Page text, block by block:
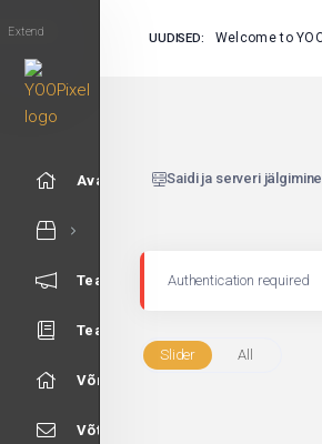
UUDISED:
Extend
Avaleht
Teated
Teadmistebaas
Võrgu staatus
Võta meiega ühendust
Saidi ja serveri jälgimine
Authentication required
Slider All